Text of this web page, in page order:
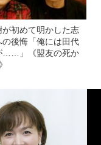
が初めて明かした志
の後悔「俺には田代
……」《盟友の死か